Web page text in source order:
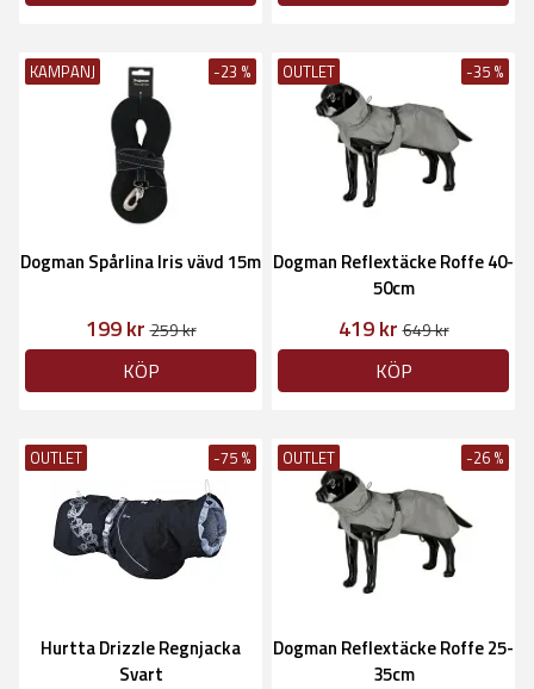
KAMPANJ -23 %
Dogman Spårlina Iris vävd 15m
199 kr259 kr
KÖP
OUTLET -35 %
Dogman Reflextäcke Roffe 40-
50cm
419 kr649 kr
KÖP
OUTLET -75 %
Hurtta Drizzle Regnjacka
Svart
OUTLET -26 %
Dogman Reflextäcke Roffe 25-
35cm